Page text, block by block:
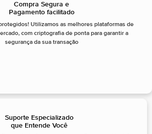
Compra Segura e
Pagamento facilitado
Utilizamos as melhores plataformas de
com criptografia de ponta para garantir a
segurança da sua transação
Suporte Especializado
que Entende Você